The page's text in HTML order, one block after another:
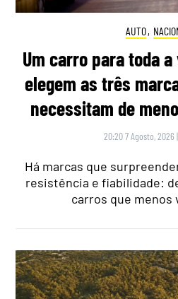
AUTO,
Um carro para toda
elegem as três
necessitam de
20:20 7 Agosto, 2026 |
Há marcas que
resistência e fiabilidade:
carros que menos